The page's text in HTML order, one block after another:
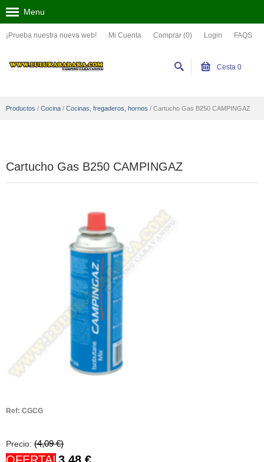
¡Prueba nuestra nueva web! Mi Cuenta Comprar (0) Login FAQS
Menu
Cesta 0
Productos / Cocina / Cocinas, fregaderos, hornos / Cartucho Gas B250 CAMPINGAZ
Cartucho Gas B250 CAMPINGAZ
Ref: CGCG
Precio: (4,09 €)